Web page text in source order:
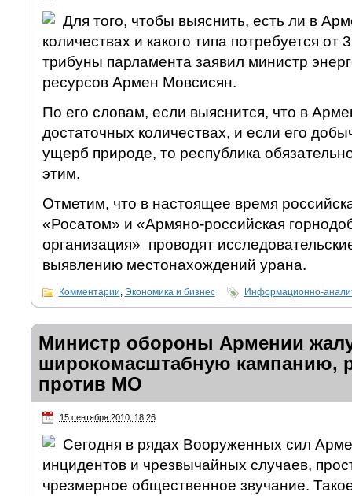
Для того, чтобы выяснить, есть ли в
количествах и какого типа потребуется от
трибуны парламента заявил министр
ресурсов Армен Мовсисян.
По его словам, если выяснится, что в
достаточных количествах, и если его
ущерб природе, то республика
этим.
Отметим, что в настоящее время
«Росатом» и «Армяно-российская
организация» проводят
выявлению местонахождений урана.
Комментарии, Экономика и бизнес Информационно-
Министр обороны Армении
широкомасштабную кампанию,
против МО
15 сентября 2010, 18:26
Сегодня в рядах Вооруженных сил
инцидентов и чрезвычайных случаев,
чрезмерное общественное звучание.